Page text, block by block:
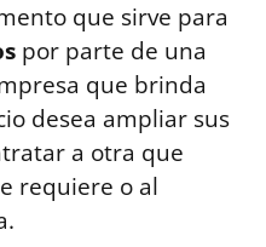
que sirve para
por parte de una
que brinda
desea ampliar sus
a otra que
requiere o al